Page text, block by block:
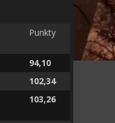
Punkty
94,10
102,34
103,26